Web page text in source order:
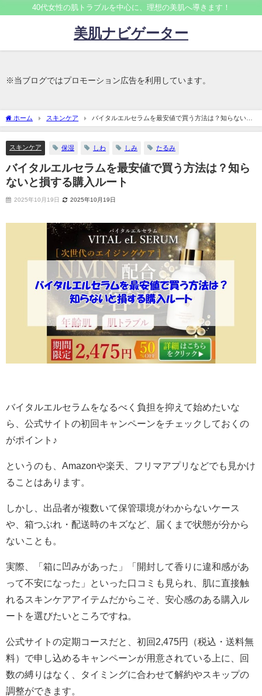
40代女性の肌トラブルを中心に、理想の美肌へ導きます！
美肌ナビゲーター
※当ブログではプロモーション広告を利用しています。
ホーム スキンケア
バイタルエルセラムを最安値で買う方法は？知らないと
損する購入ルート
スキンケア 保湿 しわ しみ たるみ
バイタルエルセラムを最安値で買う方法は？知ら
ないと損する購入ルート
2025年10月19日 2025年10月19日
バイタルエルセラムをなるべく負担を抑えて始めたいな
ら、公式サイトの初回キャンペーンをチェックしておくの
がポイント♪
というのも、Amazonや楽天、フリマアプリなどでも見かけ
ることはあります。
しかし、出品者が複数いて保管環境がわからないケース
や、箱つぶれ・配送時のキズなど、届くまで状態が分から
ないことも。
実際、「箱に凹みがあった」「開封して香りに違和感があ
って不安になった」といった口コミも見られ、肌に直接触
れるスキンケアアイテムだからこそ、安心感のある購入ル
ートを選びたいところですね。
公式サイトの定期コースだと、初回2,475円（税込・送料無
料）で申し込めるキャンペーンが用意されている上に、回
数の縛りはなく、タイミングに合わせて解約やスキップの
調整ができます。